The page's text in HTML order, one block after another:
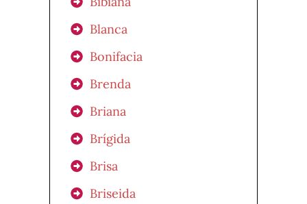
Blanca
Bonifacia
Brenda
Briana
Brígida
Brisa
Briseida